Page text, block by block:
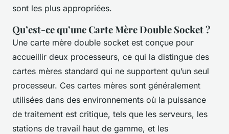
sont les plus appropriées.
Qu’est-ce qu’une Carte Mère Double Socket ?
Une carte mère double socket est conçue pour
accueillir deux processeurs, ce qui la distingue des
cartes mères standard qui ne supportent qu’un seul
processeur. Ces cartes mères sont généralement
utilisées dans des environnements où la puissance
de traitement est critique, tels que les serveurs, les
stations de travail haut de gamme, et les